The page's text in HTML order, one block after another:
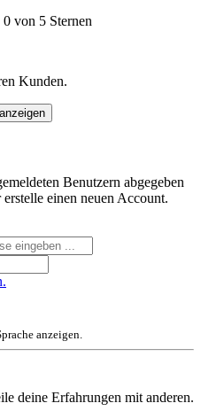
von 5 Sternen
Kunden.
Benutzern abgegeben
einen neuen Account.
anzeigen.
deine Erfahrungen mit anderen.